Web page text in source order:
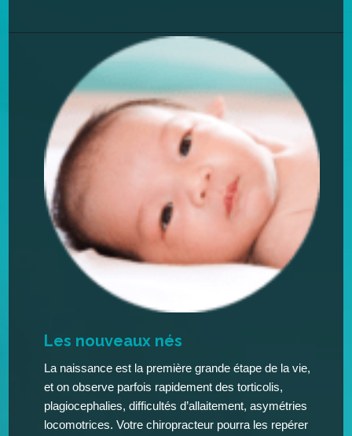
Les nouveaux nés
La naissance est la première grande étape de la vie,
et on observe parfois rapidement des torticolis,
plagiocephalies, difficultés d’allaitement, asymétries
locomotrices. Votre chiropracteur pourra les repérer